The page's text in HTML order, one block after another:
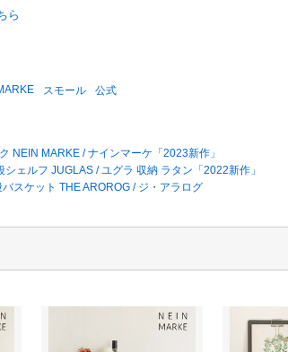
ら
スモール 公式
NEIN MARKE / ナインマーケ「2023新作」
シェルフ JUGLAS / ユグラ 収納 ラタン「2022新作」
スケット THE AROROG / ジ・アラログ